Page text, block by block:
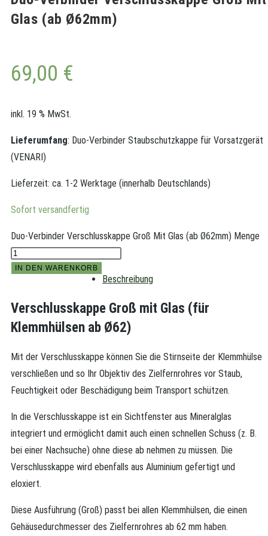
Glas (ab Ø62mm)
69,00 €
inkl. 19 % MwSt.
Lieferumfang: Duo-Verbinder Staubschutzkappe für Vorsatzgerät
(VENARI)
Lieferzeit: ca. 1-2 Werktage (innerhalb Deutschlands)
Sofort versandfertig
Duo-Verbinder Verschlusskappe Groß Mit Glas (ab Ø62mm) Menge
IN DEN WARENKORB
Beschreibung
Verschlusskappe Groß mit Glas (für
Klemmhülsen ab Ø62)
Mit der Verschlusskappe können Sie die Stirnseite der Klemmhülse
verschließen und so Ihr Objektiv des Zielfernrohres vor Staub,
Feuchtigkeit oder Beschädigung beim Transport schützen.
In die Verschlusskappe ist ein Sichtfenster aus Mineralglas
integriert und ermöglicht damit auch einen schnellen Schuss (z. B.
bei einer Nachsuche) ohne diese ab nehmen zu müssen. Die
Verschlusskappe wird ebenfalls aus Aluminium gefertigt und
eloxiert.
Diese Ausführung (Groß) passt bei allen Klemmhülsen, die einen
Gehäusedurchmesser des Zielfernrohres ab 62 mm haben.